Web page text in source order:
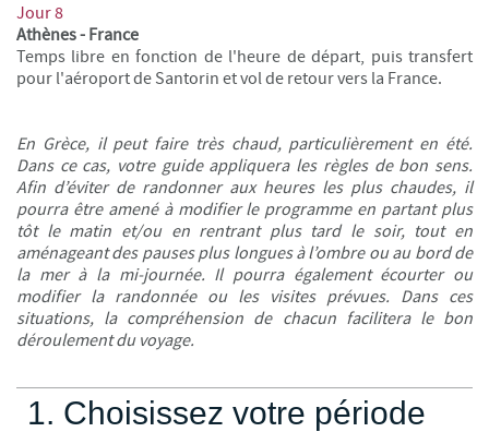
Jour 8
Athènes - France
Temps libre en fonction de l'heure de départ, puis transfert
pour l'aéroport de Santorin et vol de retour vers la France.
En Grèce, il peut faire très chaud, particulièrement en été.
Dans ce cas, votre guide appliquera les règles de bon sens.
Afin d’éviter de randonner aux heures les plus chaudes, il
pourra être amené à modifier le programme en partant plus
tôt le matin et/ou en rentrant plus tard le soir, tout en
aménageant des pauses plus longues à l’ombre ou au bord de
la mer à la mi-journée. Il pourra également écourter ou
modifier la randonnée ou les visites prévues. Dans ces
situations, la compréhension de chacun facilitera le bon
déroulement du voyage.
1. Choisissez votre période